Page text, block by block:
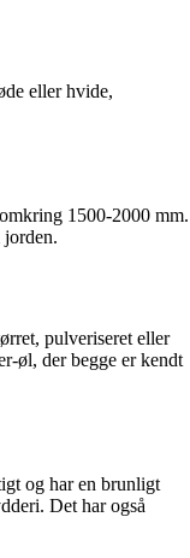
eller hvide,
1500-2000 mm.
pulveriseret eller
øl, der begge er kendt
og har en brunligt
Det har også